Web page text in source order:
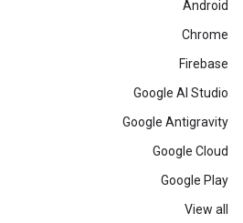
Android
Chrome
Firebase
Google AI Studio
Google Antigravity
Google Cloud
Google Play
View all